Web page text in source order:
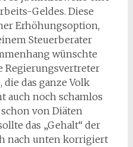
Geldes. Diese
Erhöhungsoption,
Steuerberater
wünschte
Regierungsvertreter
das ganze Volk
auch noch schamlos
von Diäten
das „Gehalt“ der
nach unten korrigiert